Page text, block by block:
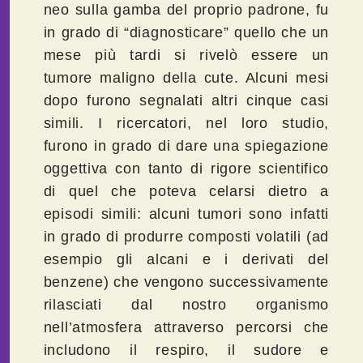
neo sulla gamba del proprio padrone, fu
in grado di “diagnosticare” quello che un
mese più tardi si rivelò essere un
tumore maligno della cute. Alcuni mesi
dopo furono segnalati altri cinque casi
simili. I ricercatori, nel loro studio,
furono in grado di dare una spiegazione
oggettiva con tanto di rigore scientifico
di quel che poteva celarsi dietro a
episodi simili: alcuni tumori sono infatti
in grado di produrre composti volatili (ad
esempio gli alcani e i derivati del
benzene) che vengono successivamente
rilasciati dal nostro organismo
nell’atmosfera attraverso percorsi che
includono il respiro, il sudore e